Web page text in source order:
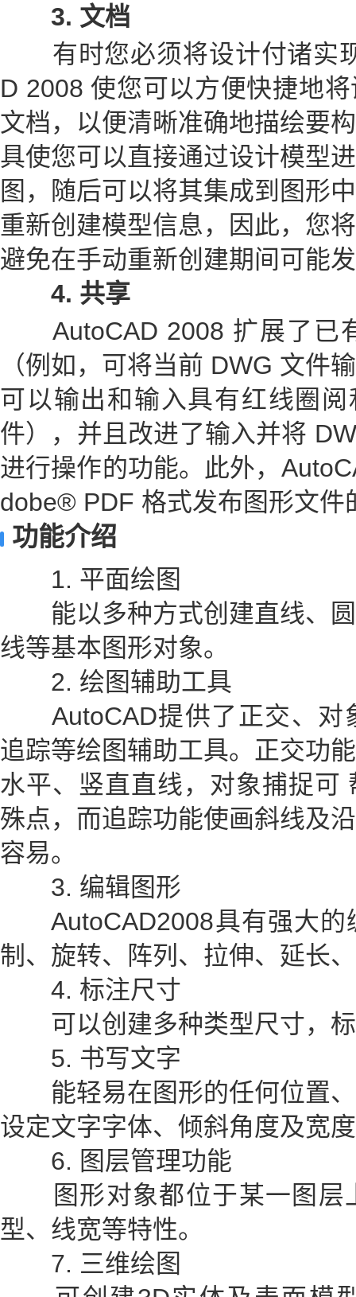
3. 文档
有时您必须将设计付诸实
D 2008 使您可以方便快捷地
文档，以便清晰准确地描绘要
具使您可以直接通过设计模型
图，随后可以将其集成到图形
重新创建模型信息，因此，您
避免在手动重新创建期间可能
4. 共享
AutoCAD 2008 扩展了已
（例如，可将当前 DWG 文件
可以输出和输入具有红线圈
件），并且改进了输入并将
进行操作的功能。此外，
dobe® PDF 格式发布图形文件
功能介绍
1. 平面绘图
能以多种方式创建直线、圆
线等基本图形对象。
2. 绘图辅助工具
AutoCAD提供了正交、对
追踪等绘图辅助工具。正交功
水平、竖直直线，对象捕捉可
殊点，而追踪功能使画斜线及
容易。
3. 编辑图形
AutoCAD2008具有强大的
制、旋转、阵列、拉伸、延长
4. 标注尺寸
可以创建多种类型尺寸，标
5. 书写文字
能轻易在图形的任何位置、
设定文字字体、倾斜角度及宽
6. 图层管理功能
图形对象都位于某一图层
型、线宽等特性。
7. 三维绘图